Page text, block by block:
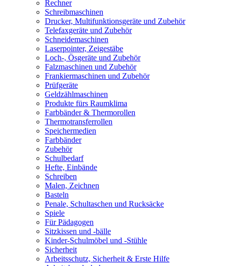
Rechner
Schreibmaschinen
Drucker, Multifunktionsgeräte und Zubehör
Telefaxgeräte und Zubehör
Schneidemaschinen
Laserpointer, Zeigestäbe
Loch-, Ösgeräte und Zubehör
Falzmaschinen und Zubehör
Frankiermaschinen und Zubehör
Prüfgeräte
Geldzählmaschinen
Produkte fürs Raumklima
Farbbänder & Thermorollen
Thermotransferrollen
Speichermedien
Farbbänder
Zubehör
Schulbedarf
Hefte, Einbände
Schreiben
Malen, Zeichnen
Basteln
Penale, Schultaschen und Rucksäcke
Spiele
Für Pädagogen
Sitzkissen und -bälle
Kinder-Schulmöbel und -Stühle
Sicherheit
Arbeitsschutz, Sicherheit & Erste Hilfe